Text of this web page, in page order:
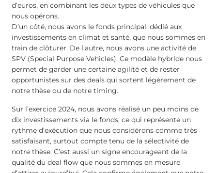
d’euros, en combinant les deux types de véhicules que
nous opérons.
D’un côté, nous avons le fonds principal, dédié aux
investissements en climat et santé, que nous sommes en
train de clôturer. De l’autre, nous avons une activité de
SPV (Special Purpose Vehicles). Ce modèle hybride nous
permet de garder une certaine agilité et de rester
opportunistes sur des deals qui sortent légèrement de
notre thèse ou de notre timing.
Sur l’exercice 2024, nous avons réalisé un peu moins de
dix investissements via le fonds, ce qui représente un
rythme d’exécution que nous considérons comme très
satisfaisant, surtout compte tenu de la sélectivité de
notre thèse. C’est aussi un signe encourageant de la
qualité du deal flow que nous sommes en mesure